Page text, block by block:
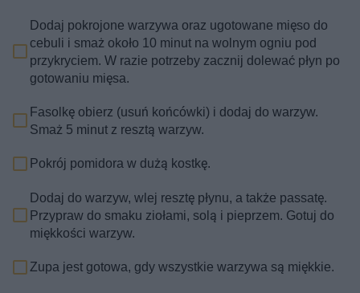
Dodaj pokrojone warzywa oraz ugotowane mięso do
cebuli i smaż około 10 minut na wolnym ogniu pod
przykryciem. W razie potrzeby zacznij dolewać płyn po
gotowaniu mięsa.
Fasolkę obierz (usuń końcówki) i dodaj do warzyw.
Smaż 5 minut z resztą warzyw.
Pokrój pomidora w dużą kostkę.
Dodaj do warzyw, wlej resztę płynu, a także passatę.
Przypraw do smaku ziołami, solą i pieprzem. Gotuj do
miękkości warzyw.
Zupa jest gotowa, gdy wszystkie warzywa są miękkie.